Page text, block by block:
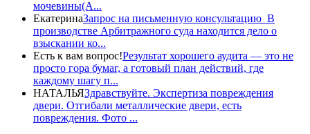
мочевины(A...
ЕкатеринаЗапрос на письменную консультацию В
производстве Арбитражного суда находится дело о
взыскании ко...
Есть к вам вопрос!Результат хорошего аудита — это не
просто гора бумаг, а готовый план действий, где
каждому шагу п...
НАТАЛЬЯЗдравствуйте. Экспертиза повреждения
двери. Отгибали металлические двери, есть
повреждения. Фото ...